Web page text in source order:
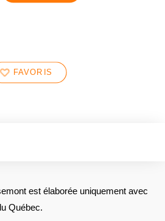
FAVORIS
est élaborée uniquement avec
Québec.